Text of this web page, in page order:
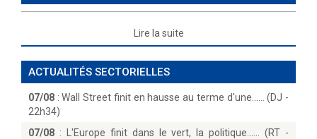
Lire la suite
ACTUALITÉS SECTORIELLES
07/08 :Wall Street finit en hausse au terme d'une...… (DJ -
22h34)
07/08 :
L'Europe finit dans le vert, la politique...… (RT -